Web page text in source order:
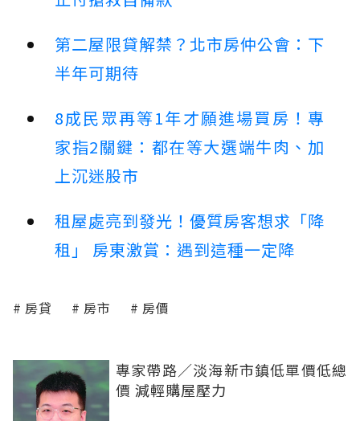
第二屋限貸解禁？北市房仲公會：下
半年可期待
8成民眾再等1年才願進場買房！專
家指2關鍵：都在等大選端牛肉、加
上沉迷股市
租屋處亮到發光！優質房客想求「降
租」 房東激賞：遇到這種一定降
房貸 房市 房價
專家帶路／淡海新市鎮低單價低總
價 減輕購屋壓力